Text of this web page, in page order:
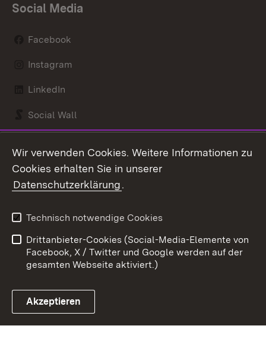
Social Media
Facebook
Instagram
LinkedIn
Social Wall
Link zum Landesportal
Kontakt
Barrierefreiheit
Impressum
Cookies
Wir verwenden Cookies. Weitere Informationen zu
Cookies erhalten Sie in unserer
Datenschutzerklärung.
Technisch notwendige Cookies
Drittanbieter-Cookies (Social-Media-Elemente von
Facebook, X / Twitter und Google werden auf der
gesamten Webseite aktiviert.)
Akzeptieren